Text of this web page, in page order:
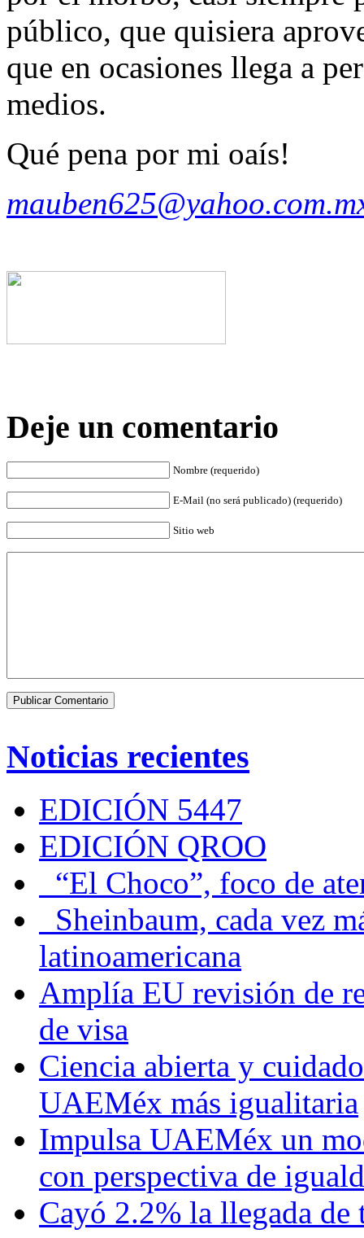
público, que quisiera
que en ocasiones llega a
medios.
Qué pena por mi oaís!
Deje un comentario
Nombre (requerido)
E-Mail (no será publicado) (requerido)
Sitio web
Noticias recientes
EDICIÓN 5447
EDICIÓN QROO
“El Choco”, foco de
Sheinbaum, cada vez
latinoamericana
Amplía EU revisión de
de visa
Ciencia abierta y
UAEMéx más igualitaria
Impulsa UAEMéx un
con perspectiva de
Cayó 2.2% la llegada de